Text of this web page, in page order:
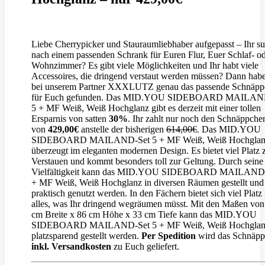
Liebe Cherrypicker und Stauraumliebhaber aufgepasst – Ihr
nach einem passenden Schrank für Euren Flur, Euer Schlaf-
Wohnzimmer? Es gibt viele Möglichkeiten und Ihr habt viele
Accessoires, die dringend verstaut werden müssen? Dann
bei unserem Partner XXXLUTZ genau das passende
für Euch gefunden. Das MID.YOU SIDEBOARD
5 + MF Weiß, Weiß Hochglanz gibt es derzeit mit einer tollen
Ersparnis von satten 30%. Ihr zahlt nur noch den
von 429,00€ anstelle der bisherigen 614,00€. Das MID.YOU
SIDEBOARD MAILAND-Set 5 + MF Weiß, Weiß
überzeugt im eleganten modernen Design. Es bietet viel Platz
Verstauen und kommt besonders toll zur Geltung. Durch seine
Vielfältigkeit kann das MID.YOU SIDEBOARD
+ MF Weiß, Weiß Hochglanz in diversen Räumen gestellt und
praktisch genutzt werden. In den Fächern bietet sich viel Platz
alles, was Ihr dringend wegräumen müsst. Mit den Maßen
cm Breite x 86 cm Höhe x 33 cm Tiefe kann das MID.YOU
SIDEBOARD MAILAND-Set 5 + MF Weiß, Weiß
platzsparend gestellt werden. Per Spedition wird das
inkl. Versandkosten zu Euch geliefert.